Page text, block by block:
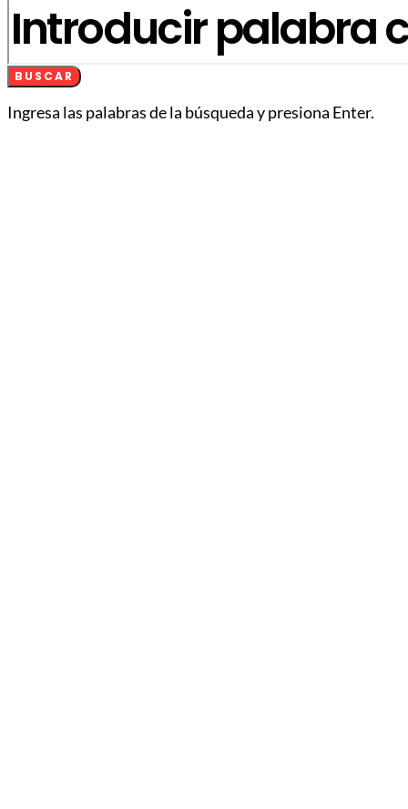
BUSCAR
Ingresa las palabras de la búsqueda y presiona Enter.